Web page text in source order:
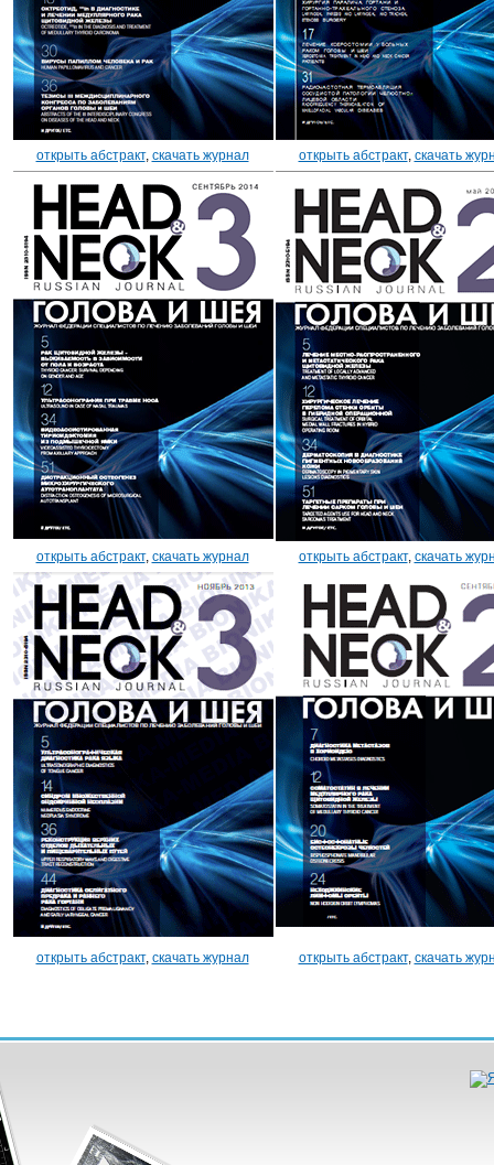
открыть абстракт, скачать журнал открыть абстракт, скачать
открыть абстракт, скачать журнал открыть абстракт, скачать
открыть абстракт, скачать журнал открыть абстракт, скачать